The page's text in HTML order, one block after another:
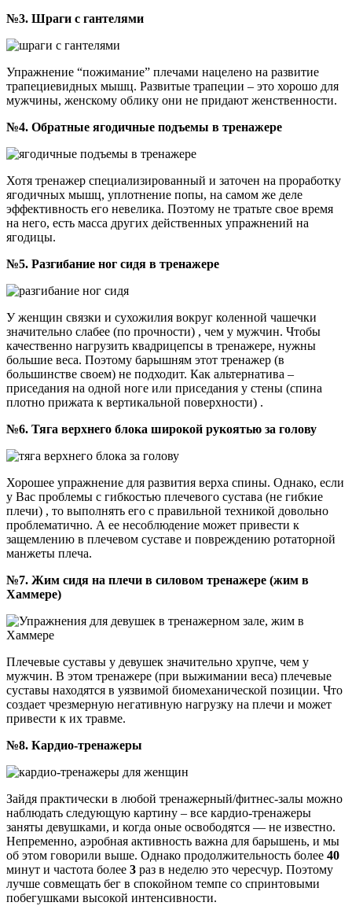
№3. Шраги с гантелями
Упражнение “пожимание” плечами нацелено на развитие
трапециевидных мышц. Развитые трапеции – это хорошо для
мужчины, женскому облику они не придают женственности.
№4. Обратные ягодичные подъемы в тренажере
Хотя тренажер специализированный и заточен на проработку
ягодичных мышц, уплотнение попы, на самом же деле
эффективность его невелика. Поэтому не тратьте свое время
на него, есть масса других действенных упражнений на
ягодицы.
№5. Разгибание ног сидя в тренажере
У женщин связки и сухожилия вокруг коленной чашечки
значительно слабее (по прочности) , чем у мужчин. Чтобы
качественно нагрузить квадрицепсы в тренажере, нужны
большие веса. Поэтому барышням этот тренажер (в
большинстве своем) не подходит. Как альтернатива –
приседания на одной ноге или приседания у стены (спина
плотно прижата к вертикальной поверхности) .
№6. Тяга верхнего блока широкой рукоятью за голову
Хорошее упражнение для развития верха спины. Однако, если
у Вас проблемы с гибкостью плечевого сустава (не гибкие
плечи) , то выполнять его с правильной техникой довольно
проблематично. А ее несоблюдение может привести к
защемлению в плечевом суставе и повреждению ротаторной
манжеты плеча.
№7. Жим сидя на плечи в силовом тренажере (жим в
Хаммере)
Плечевые суставы у девушек значительно хрупче, чем у
мужчин. В этом тренажере (при выжимании веса) плечевые
суставы находятся в уязвимой биомеханической позиции. Что
создает чрезмерную негативную нагрузку на плечи и может
привести к их травме.
№8. Кардио-тренажеры
Зайдя практически в любой тренажерный/фитнес-залы можно
наблюдать следующую картину – все кардио-тренажеры
заняты девушками, и когда оные освободятся — не известно.
Непременно, аэробная активность важна для барышень, и мы
об этом говорили выше. Однако продолжительность более 40
минут и частота более 3 раз в неделю это чересчур. Поэтому
лучше совмещать бег в спокойном темпе со спринтовыми
побегушками высокой интенсивности.